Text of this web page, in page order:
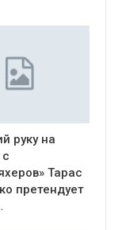
руку на
Тарас
претендует